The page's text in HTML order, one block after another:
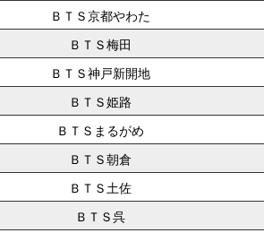
ＢＴＳ京都やわた
ＢＴＳ梅田
ＢＴＳ神戸新開地
ＢＴＳ姫路
ＢＴＳまるがめ
ＢＴＳ朝倉
ＢＴＳ土佐
ＢＴＳ呉